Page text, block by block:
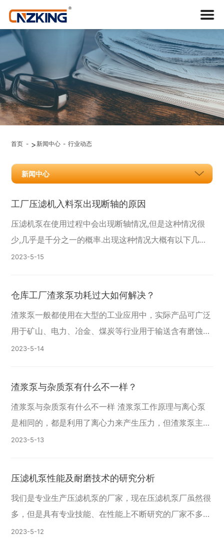
首页 > 新闻中心 行业动态
新闻中心
工厂压滤机入料泵出现断轴的原因
压滤机泵在使用过程中会出现断轴情况,但是这种情况很
少,几乎是千分之一的概率.出现这种情况大概有以下几个
原因造成： 1、材质不过关.压滤机泵泵轴材质一般采用铬
15
2023-5
仓库工厂渣浆泵功耗过大如何解决？
渣浆泵一般都使用在大型的工业应用中，实际产品可广泛
用于矿山、电力、冶金、煤炭等行业用于输送含有磨蚀性
固体颗粒的浆体。具体使用在冶金选矿厂矿浆输送，火电
14
2023-5
渣浆泵与杂质泵有什么不一样？
渣浆泵与杂质泵有什么不一样 渣浆泵工作原理与离心泵
是相同的，都是利用了离心力来产生压力，但渣浆泵主要
输送的介质都是还有渣滓的固体微粒与水的混合物，故而
13
2023-5
压滤机泵性能及耐磨技术的研究分析
我们是专业生产压滤机泵的厂家，现在压滤机泵厂虽然很
多，但是具有专业技能、在性能上不断研究的厂家不多，
市场的竞争压力很大。压滤机泵的应用也比较广泛，在工
12
2023-5